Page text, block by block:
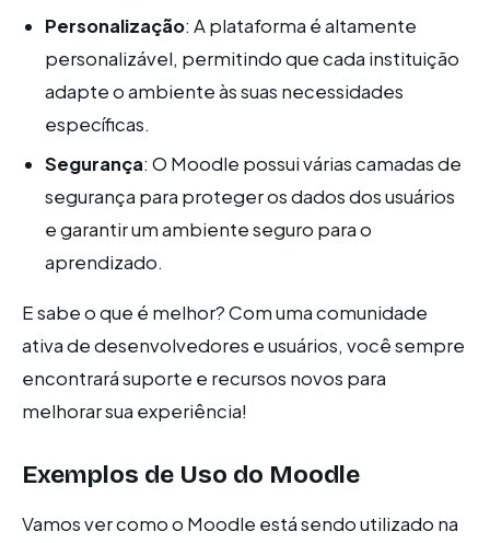
Personalização: A plataforma é altamente
personalizável, permitindo que cada instituição
adapte o ambiente às suas necessidades
específicas.
Segurança: O Moodle possui várias camadas de
segurança para proteger os dados dos usuários
e garantir um ambiente seguro para o
aprendizado.
E sabe o que é melhor? Com uma comunidade
ativa de desenvolvedores e usuários, você sempre
encontrará suporte e recursos novos para
melhorar sua experiência!
Exemplos de Uso do Moodle
Vamos ver como o Moodle está sendo utilizado na